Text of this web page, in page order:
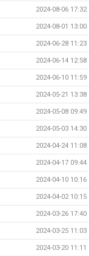
2024-08-06 17:32
2024-08-01 13:00
2024-06-28 11:23
2024-06-14 12:58
2024-06-10 11:59
2024-05-21 13:38
2024-05-08 09:49
2024-05-03 14:30
2024-04-24 11:08
2024-04-17 09:44
2024-04-10 10:16
2024-04-02 10:15
2024-03-26 17:40
2024-03-25 11:03
2024-03-20 11:11